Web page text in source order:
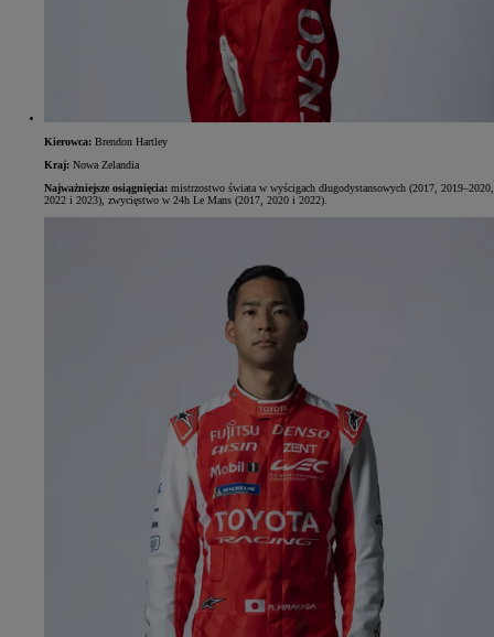
Kierowca: Brendon Hartley
Kraj: Nowa Zelandia
Najważniejsze osiągnięcia: mistrzostwo świata w wyścigach długodystansowych (2017, 2019–2020,
2022 i 2023), zwycięstwo w 24h Le Mans (2017, 2020 i 2022).